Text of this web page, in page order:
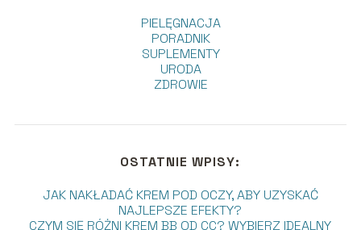
PIELĘGNACJA
PORADNIK
SUPLEMENTY
URODA
ZDROWIE
OSTATNIE WPISY:
JAK NAKŁADAĆ KREM POD OCZY, ABY UZYSKAĆ
NAJLEPSZE EFEKTY?
CZYM SIĘ RÓŻNI KREM BB OD CC? WYBIERZ IDEALNY